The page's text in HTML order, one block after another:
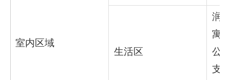
室内区域
生活区
润
寓
公
支